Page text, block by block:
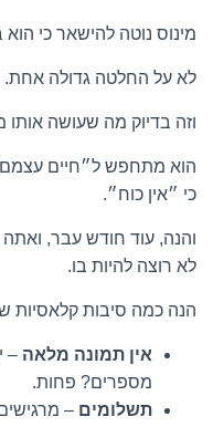
מינוס נוטה להישאר כי הוא
לא על החלטה גדולה אחת.
וזה בדיוק מה שעושה אותו
הוא מתחפש ל״חיים
כי ״אין כוח״.
והנה, עוד חודש עבר,
לא רוצה להיות בו.
הנה כמה סיבות קלאסיות
אין תמונה מלאה –
מספרים? פחות.
תשלומים –